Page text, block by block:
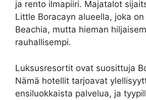
ja rento ilmapiiri. Majatalot
Little Boracayn alueella, joka
Beachia, mutta hieman
rauhallisempi.
Luksusresortit ovat suosittuja
Nämä hotellit tarjoavat
ensiluokkaista palvelua, ja